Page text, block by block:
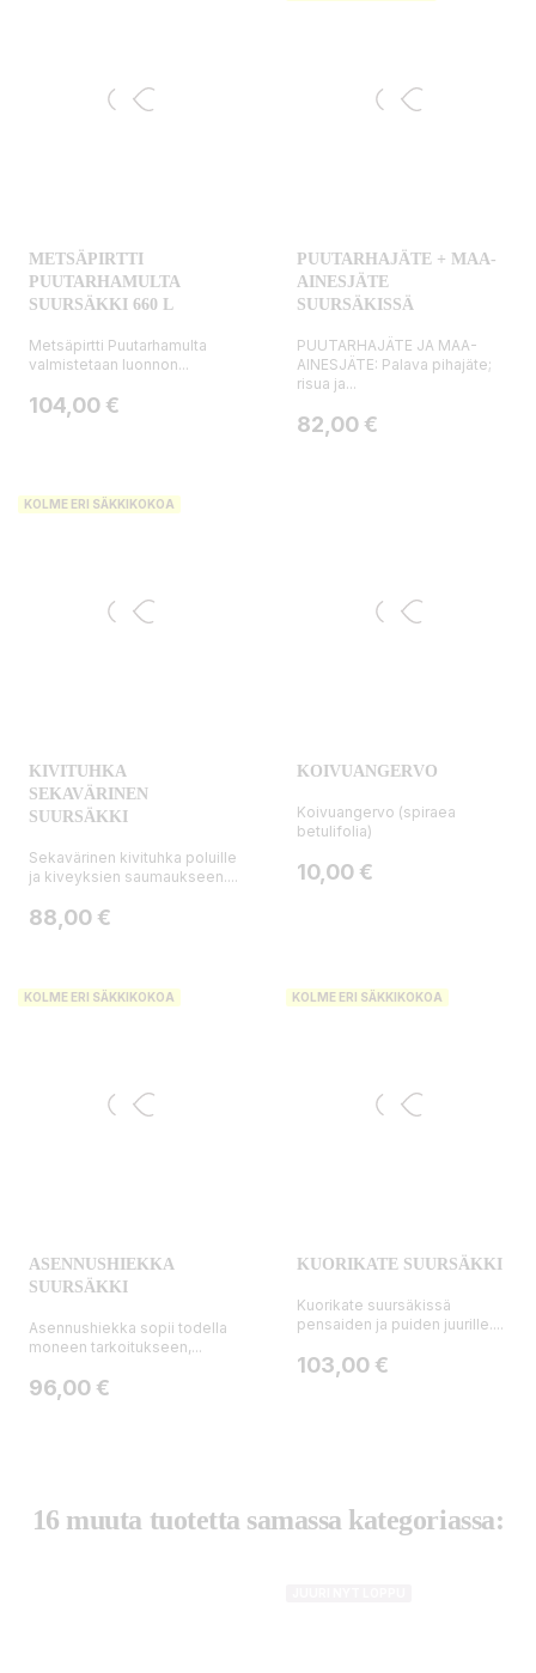
METSÄPIRTTI
PUUTARHAMULTA
SUURSÄKKI 660 L
Metsäpirtti Puutarhamulta
valmistetaan luonnon...
Hinta
104,00 €
PUUTARHAJÄTE + MAA-
AINESJÄTE
SUURSÄKISSÄ
PUUTARHAJÄTE JA MAA-
AINESJÄTE: Palava pihajäte;
risua ja...
Hinta
82,00 €
KOLME ERI SÄKKIKOKOA
KIVITUHKA
SEKAVÄRINEN
SUURSÄKKI
Sekavärinen kivituhka poluille
ja kiveyksien saumaukseen....
Hinta
88,00 €
KOIVUANGERVO
Koivuangervo (spiraea
betulifolia)
Hinta
10,00 €
KOLME ERI SÄKKIKOKOA
ASENNUSHIEKKA
SUURSÄKKI
Asennushiekka sopii todella
moneen tarkoitukseen,...
Hinta
96,00 €
KOLME ERI SÄKKIKOKOA
KUORIKATE SUURSÄKKI
Kuorikate suursäkissä
pensaiden ja puiden juurille....
Hinta
103,00 €
16 muuta tuotetta samassa kategoriassa: